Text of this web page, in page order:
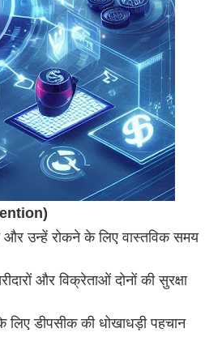
और उन्हें रोकने के लिए वास्तविक समय
और विक्रेताओं दोनों की सुरक्षा
लिए डीपसीक की धोखाधड़ी पहचान